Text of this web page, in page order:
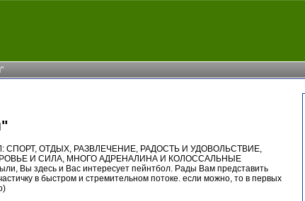
СПОРТ, ОТДЫХ, РАЗВЛЕЧЕНИЕ, РАДОСТЬ И УДОВОЛЬСТВИЕ,
И СИЛА, МНОГО АДРЕНАЛИНА И КОЛОССАЛЬНЫЕ
Вы здесь и Вас интересует пейнтбол. Рады Вам представить
в быстром и стремительном потоке. если можно, то в первых